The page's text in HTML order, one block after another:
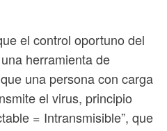
el control oportuno del
herramienta de
una persona con carga
el virus, principio
= Intransmisible”, que